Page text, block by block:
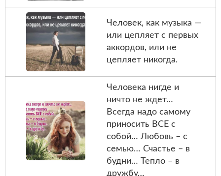
Человек, как музыка —
или цепляет с первых
аккордов, или не
цепляет никогда.
Человека нигде и
ничто не ждет…
Всегда надо самому
приносить ВСЕ с
собой… Любовь – с
семью… Счастье – в
будни… Тепло – в
дружбу…